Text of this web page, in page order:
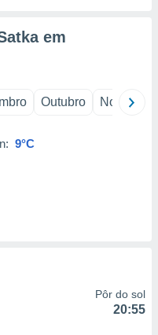
em
Outubro Novembro
9°C
Pôr do sol
20:55